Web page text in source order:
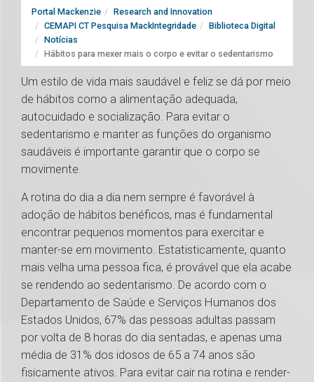
Portal Mackenzie
Research and Innovation
CEMAPI CT Pesquisa MackIntegridade
Biblioteca Digital
Notícias
Hábitos para mexer mais o corpo e evitar o sedentarismo
Um estilo de vida mais saudável e feliz se dá por meio
de hábitos como a alimentação adequada,
autocuidado e socialização. Para evitar o
sedentarismo e manter as funções do organismo
saudáveis é importante garantir que o corpo se
movimente.
A rotina do dia a dia nem sempre é favorável à
adoção de hábitos benéficos, mas é fundamental
encontrar pequenos momentos para exercitar e
manter-se em movimento. Estatisticamente, quanto
mais velha uma pessoa fica, é provável que ela acabe
se rendendo ao sedentarismo. De acordo com o
Departamento de Saúde e Serviços Humanos dos
Estados Unidos, 67% das pessoas adultas passam
por volta de 8 horas do dia sentadas, e apenas uma
média de 31% dos idosos de 65 a 74 anos são
fisicamente ativos. Para evitar cair na rotina e render-